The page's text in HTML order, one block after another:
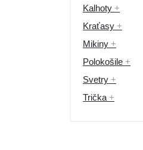
Kalhoty +
Kraťasy +
Mikiny +
Polokošile +
Svetry +
Trička +